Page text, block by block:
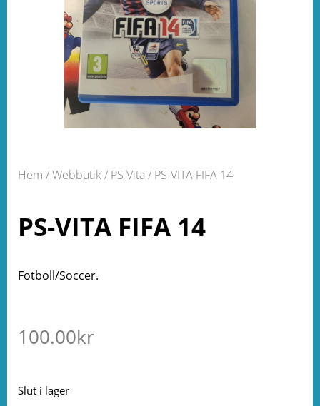
Hem /Webbutik/ PS Vita / PS-VITA FIFA 14
PS-VITA FIFA 14
Fotboll/Soccer.
100.00kr
Slut i lager